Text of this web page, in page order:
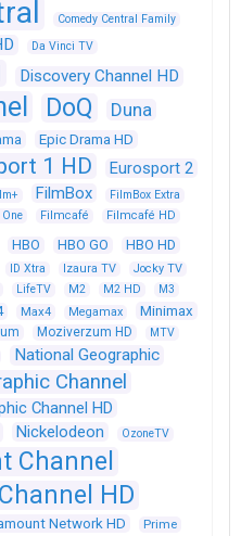
Comedy Central Family
Da Vinci TV
Discovery Channel HD
DoQ
Duna
Epic Drama HD
1 HD
Eurosport 2
FilmBox FilmBox Extra
Filmcafé Filmcafé HD
HBO HBO GO HBO HD
ID Xtra Izaura TV
Jocky TV
LifeTV M2 M2 HD M3
Max4 Megamax Minimax
Moziverzum HD
MTV
National Geographic
Channel
Channel HD
Nickelodeon OzoneTV
Channel
HD
Network HD Prime